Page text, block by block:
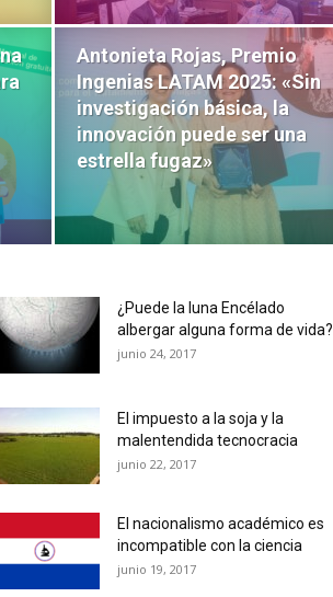
Antonieta Rojas, Premio
Ingenias LATAM 2025: «Sin
investigación básica, la
innovación puede ser una
estrella fugaz»
¿Puede la luna Encélado
albergar alguna forma de vida?
junio 24, 2017
El impuesto a la soja y la
malentendida tecnocracia
junio 22, 2017
El nacionalismo académico es
incompatible con la ciencia
junio 19, 2017